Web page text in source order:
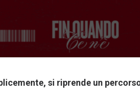
si riprende un